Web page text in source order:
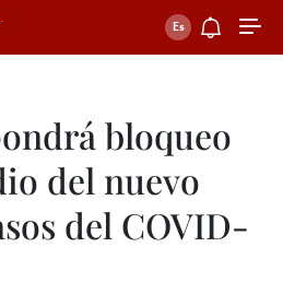
bloqueo
del nuevo
del COVID-